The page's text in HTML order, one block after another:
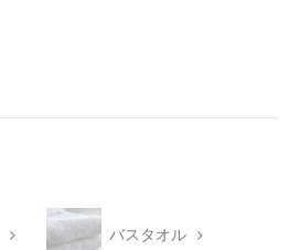
バスタオル